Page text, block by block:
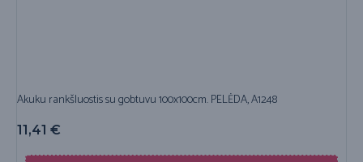
Akuku rankšluostis su gobtuvu 100x100cm. PELĖDA, A1248
11,41 €